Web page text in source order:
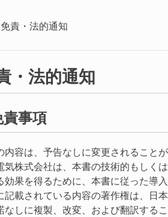
免責・法的通知
・法的通知
事項
内容は、予告なしに変更されることが
気株式会社は、本書の技術的もしく
効果を得るために、本書に従った導
記載されている内容の著作権は、日
なしに複製、改変、および翻訳する